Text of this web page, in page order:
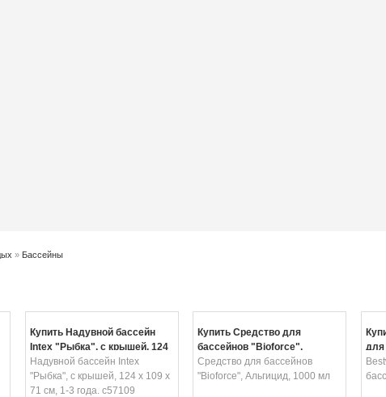
» Бассейны
Купить Надувной бассейн
Intex "Рыбка", с крышей, 124
х 109 х 71 см, 1-3 года.
с57109
Надувной бассейн Intex
"Рыбка", с крышей, 124 х 109 х
71 см, 1-3 года. с57109
Купить Средство для
бассейнов "Bioforce",
Альгицид, 1000 мл
Средство для бассейнов
"Bioforce", Альгицид, 1000 мл
для